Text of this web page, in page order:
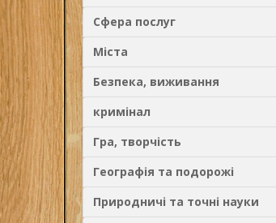
Сфера послуг
Міста
Безпека, виживання
кримінал
Гра, творчість
Географія та подорожі
Природничі та точні науки